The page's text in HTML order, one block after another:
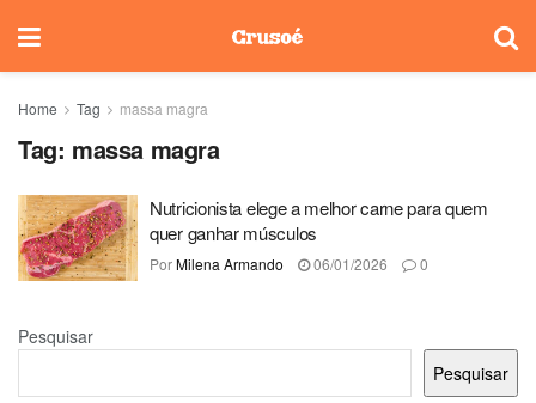
Home Tag massa magra
Tag: massa magra
Nutricionista elege a melhor carne para quem
quer ganhar músculos
PorMilena Armando 06/01/2026 0
Pesquisar
Pesquisar